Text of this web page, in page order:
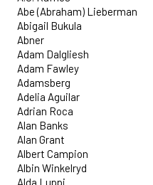
Abe (Abraham) Lieberman
Abigail Bukula
Abner
Adam Dalgliesh
Adam Fawley
Adamsberg
Adelia Aguilar
Adrian Roca
Alan Banks
Alan Grant
Albert Campion
Albin Winkelryd
Alda Luppi